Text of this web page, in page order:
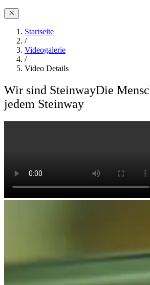
Startseite
/
Videogalerie
/
Video Details
Wir sind SteinwayDie
jedem Steinway